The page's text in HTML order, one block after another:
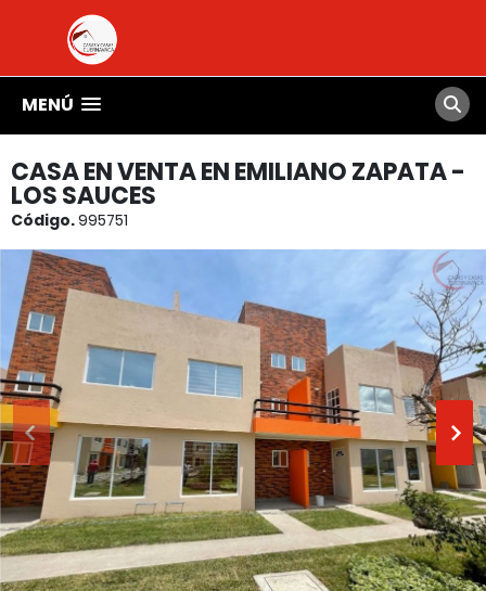
MENÚ
CASA EN VENTA EN EMILIANO ZAPATA -
LOS SAUCES
Código.995751